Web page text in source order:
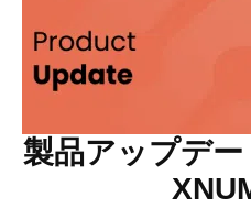
製品アップデー